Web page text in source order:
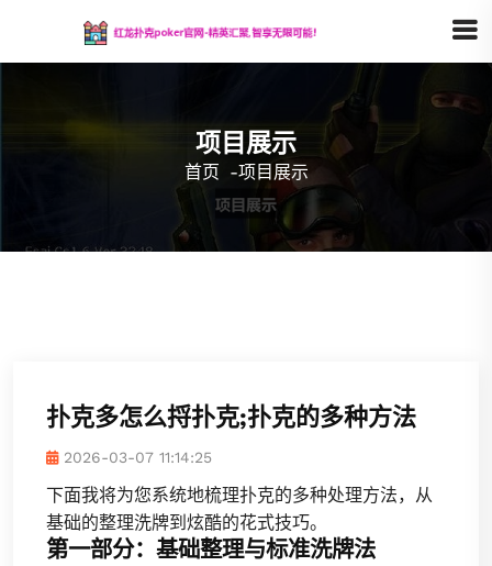
项目展示
首页 -项目展示
扑克多怎么捋扑克;扑克的多种方法
2026-03-07 11:14:25
下面我将为您系统地梳理扑克的多种处理方法，从
基础的整理洗牌到炫酷的花式技巧。
第一部分：基础整理与标准洗牌法